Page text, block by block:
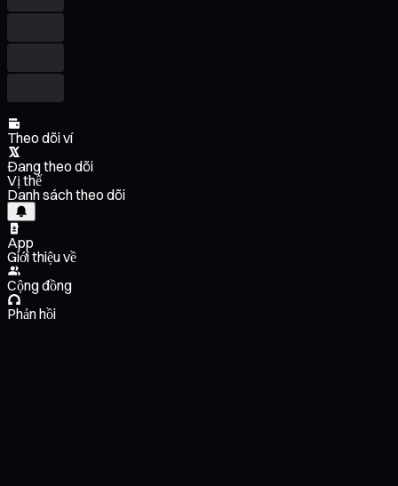
Theo dõi ví
Đang theo dõi
Vị thế
Danh sách theo dõi
App
Giới thiệu về
Cộng đồng
Phản hồi